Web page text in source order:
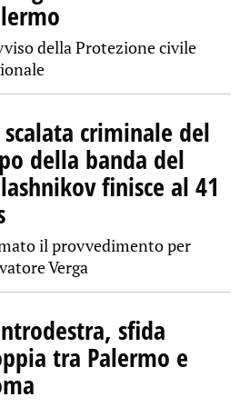
della Protezione civile
scalata criminale del
della banda del
finisce al 41
il provvedimento per
Verga
sfida
tra Palermo e